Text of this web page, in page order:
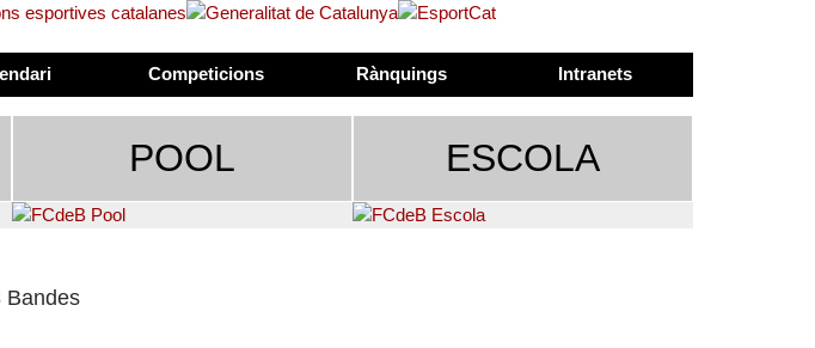
Competicions Rànquings Intranets
POOL ESCOLA
Bandes